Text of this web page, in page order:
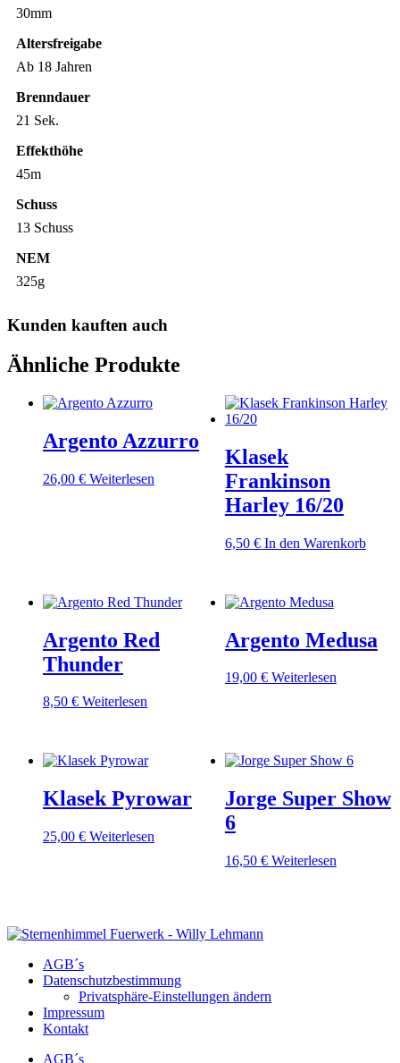
30mm
Altersfreigabe
Ab 18 Jahren
Brenndauer
21 Sek.
Effekthöhe
45m
Schuss
13 Schuss
NEM
325g
Kunden kauften auch
Ähnliche Produkte
Argento Azzurro
26,00 € Weiterlesen
Klasek
Frankinson
Harley 16/20
6,50 € In den Warenkorb
Argento Red
Thunder
8,50 € Weiterlesen
Argento Medusa
19,00 € Weiterlesen
Klasek Pyrowar
25,00 € Weiterlesen
Jorge Super Show
6
16,50 € Weiterlesen
AGB´s
Datenschutzbestimmung
Privatsphäre-Einstellungen ändern
Impressum
Kontakt
AGB´s